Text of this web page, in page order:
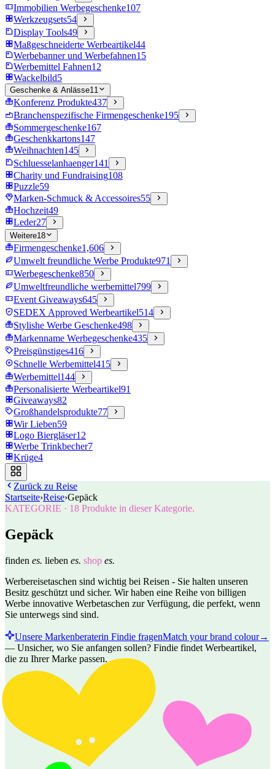
Immobilien Werbegeschenke107
Werkzeugsets54
Display Tools49
Maßgeschneiderte Werbeartikel44
Werbebanner und Werbefahnen15
Werbemittel Fahnen12
Wackelbild5
Geschenke & Anlässe11
Konferenz Produkte437
Branchenspezifische Firmengeschenke195
Sommergeschenke167
Geschenkkartons147
Weihnachten145
Schluesselanhaenger141
Charity und Fundraising108
Puzzle59
Marken-Schmuck & Accessoires55
Hochzeit49
Leder27
Weitere18
Firmengeschenke1,606
Umwelt freundliche Werbe Produkte971
Werbegeschenke850
Umweltfreundliche werbemittel799
Event Giveaways645
SEDEX Approved Werbeartikel514
Stylishe Werbe Geschenke498
Markenname Werbegeschenke435
Preisgünstiges416
Schnelle Werbemittel415
Werbemittel144
Personalisierte Werbeartikel91
Giveaways82
Großhandelsprodukte77
Wir Lieben59
Logo Biergläser12
Werbe Trinkbecher7
Krüge4
Zurück zu Reise
Startseite›Reise›Gepäck
KATEGORIE · 18 Produkte in dieser Kategorie.
Gepäck
finden es. lieben es. shop es.
Werbereisetaschen sind wichtig bei Reisen - Sie halten unseren
Besitz geschützt und sicher. Wir haben eine Reihe von billigen
Werbe innovative Werbetaschen zur Verfügung, die perfekt, wenn
Sie unterwegs sind sind.
Unsere Markenberaterin Findie fragenMatch your brand colour→
— Unsicher, wo Sie anfangen sollen? Findie findet Werbeartikel,
die zu Ihrer Marke passen.